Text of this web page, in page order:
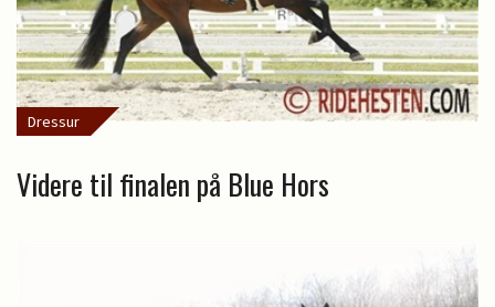
Dressur
Videre til finalen på Blue Hors